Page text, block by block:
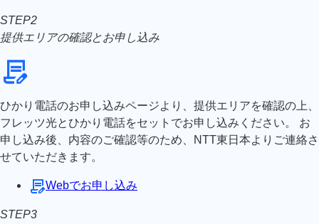
STEP2
提供エリアの確認とお申し込み
ひかり電話のお申し込みページより、提供エリアを確認の上、
フレッツ光とひかり電話をセットでお申し込みください。 お
申し込み後、内容のご確認等のため、NTT東日本よりご連絡さ
せていただきます。
Webでお申し込み
STEP3